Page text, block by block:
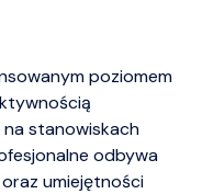
poziomem
stanowiskach
odbywa
umiejętności